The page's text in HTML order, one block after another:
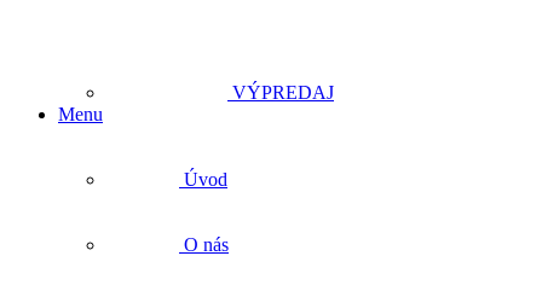
VÝPREDAJ
Menu
Úvod
O nás